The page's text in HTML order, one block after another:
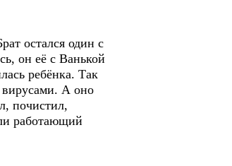
остался один с
он её с Ванькой
ребёнка. Так
вирусами. А оно
почистил,
работающий